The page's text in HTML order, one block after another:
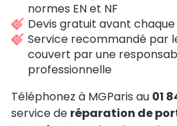
normes EN et NF
Devis gratuit avant
Service recommandé par
couvert par une
professionnelle
Téléphonez à MGParis au 01
service de réparation de